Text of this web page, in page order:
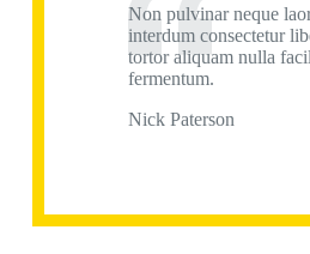
Non pulvinar neque
interdum consectetur
tortor aliquam nulla
fermentum.
Nick Paterson